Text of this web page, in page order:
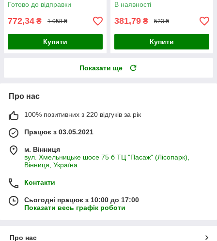
Готово до відправки
772,34 ₴ 1 058 ₴
Купити
В наявності
381,79 ₴ 523 ₴
Купити
Показати ще
Про нас
100% позитивних з 220 відгуків за рік
Працює з 03.05.2021
м. Вінниця
вул. Хмельницьке шосе 75 б ТЦ "Пасаж" (Лісопарк),
Вінниця, Україна
Контакти
Сьогодні працює з 10:00 до 17:00
Показати весь графік роботи
Про нас